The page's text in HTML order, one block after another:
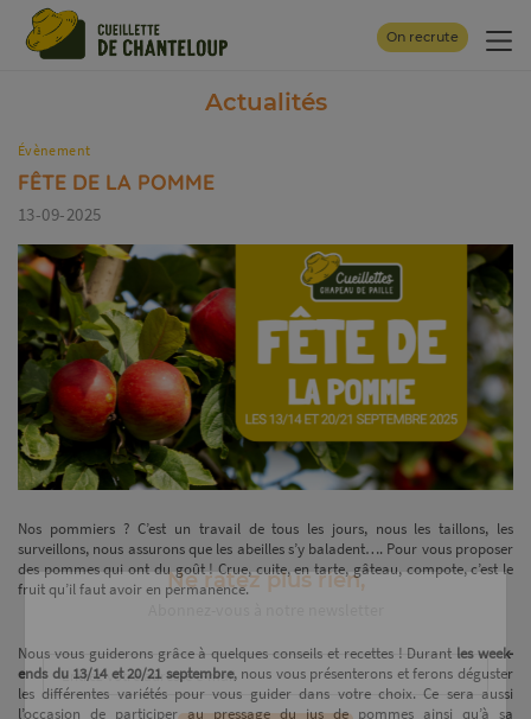
On recrute
Actualités
Évènement
FÊTE DE LA POMME
13-09-2025
Nos pommiers ? C’est un travail de tous les jours, nous les taillons, les
surveillons, nous assurons que les abeilles s’y baladent…. Pour vous proposer
des pommes qui ont du goût ! Crue, cuite, en tarte, gâteau, compote, c’est le
fruit qu’il faut avoir en permanence.
Nous vous guiderons grâce à quelques conseils et recettes ! Durant les week-
ends du 13/14 et 20/21 septembre, nous vous présenterons et ferons déguster
les différentes variétés pour vous guider dans votre choix. Ce sera aussi
l’occasion de participer au pressage du jus de pommes ainsi qu’à sa
Ne ratez plus rien,
Abonnez-vous à notre newsletter
Panneau de gestion des cookies